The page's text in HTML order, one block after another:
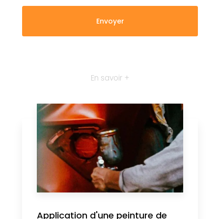
En savoir +
Application d'une peinture de